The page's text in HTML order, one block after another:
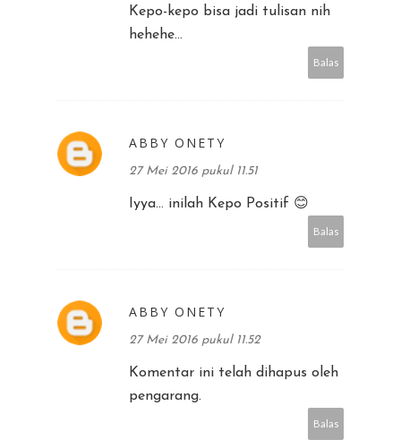
Kepo-kepo bisa jadi tulisan nih
hehehe...
Balas
ABBY ONETY
27 Mei 2016 pukul 11.51
Iyya... inilah Kepo Positif 😊
Balas
ABBY ONETY
27 Mei 2016 pukul 11.52
Komentar ini telah dihapus oleh
pengarang.
Balas